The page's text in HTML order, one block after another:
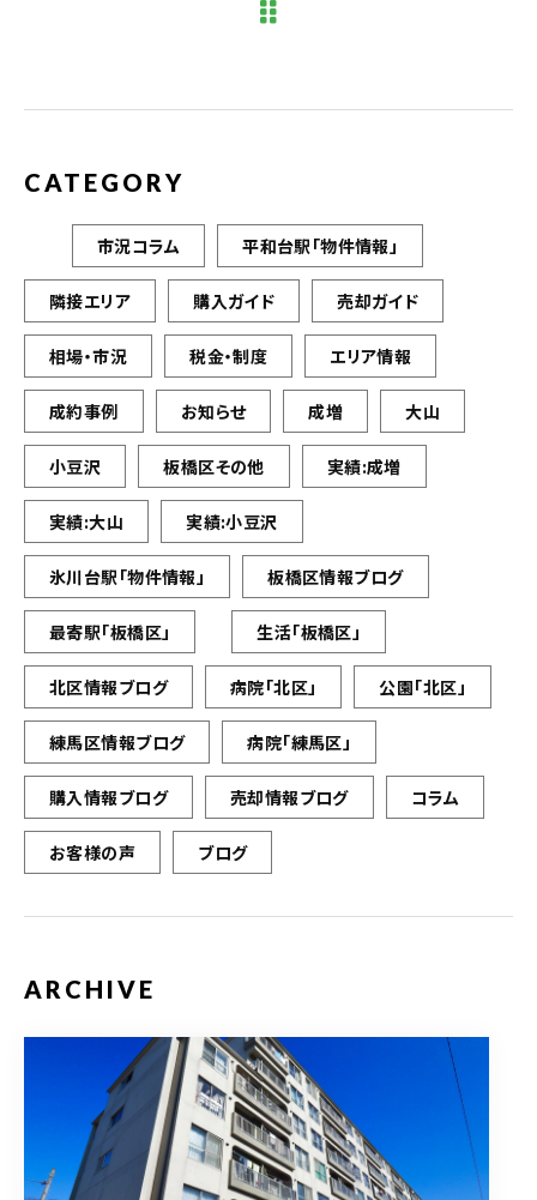
CATEGORY
市況コラム 平和台駅「物件情報」
隣接エリア 購入ガイド 売却ガイド
相場・市況 税金・制度 エリア情報
成約事例 お知らせ 成増 大山
小豆沢 板橋区その他 実績:成増
実績:大山 実績:小豆沢
氷川台駅「物件情報」 板橋区情報ブログ
最寄駅「板橋区」 生活「板橋区」
北区情報ブログ 病院「北区」 公園「北区」
練馬区情報ブログ 病院「練馬区」
購入情報ブログ 売却情報ブログ コラム
お客様の声 ブログ
ARCHIVE